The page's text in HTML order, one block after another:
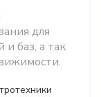
для
баз, а так